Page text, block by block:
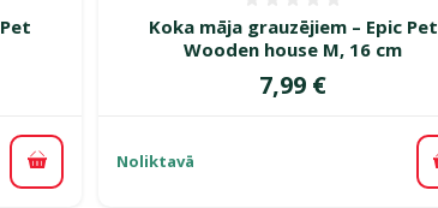
Pievienot grozam
Koka māja grauzējiem – Epic Pet
Wooden house M, 16 cm
Cena
7,99 €
Noliktavā